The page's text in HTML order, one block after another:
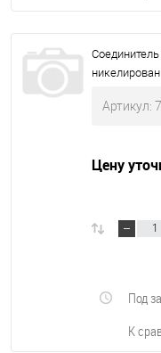
Артикул:
Цену
К
Под